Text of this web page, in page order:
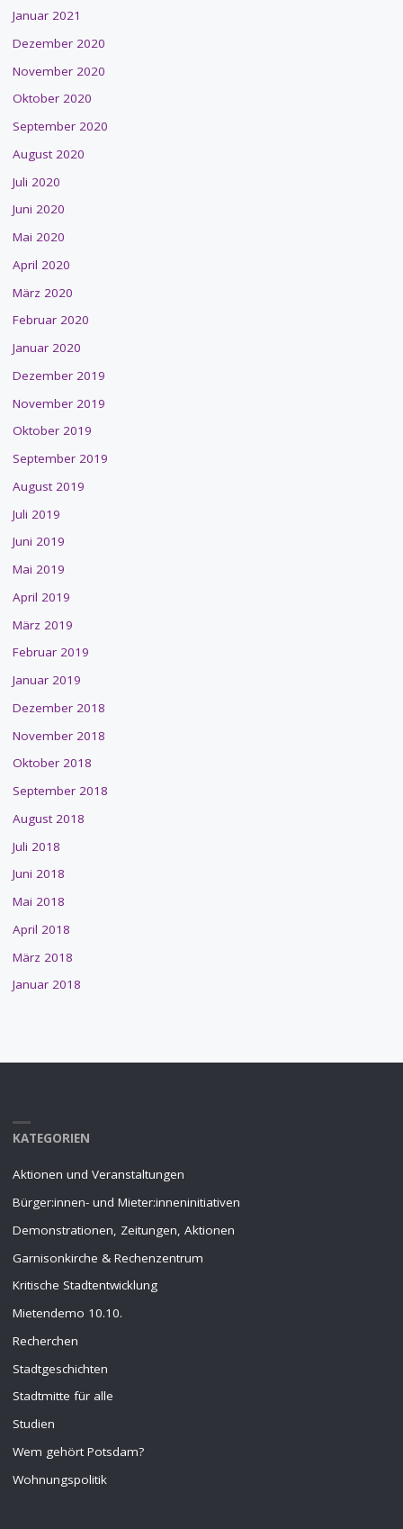
Januar 2021
Dezember 2020
November 2020
Oktober 2020
September 2020
August 2020
Juli 2020
Juni 2020
Mai 2020
April 2020
März 2020
Februar 2020
Januar 2020
Dezember 2019
November 2019
Oktober 2019
September 2019
August 2019
Juli 2019
Juni 2019
Mai 2019
April 2019
März 2019
Februar 2019
Januar 2019
Dezember 2018
November 2018
Oktober 2018
September 2018
August 2018
Juli 2018
Juni 2018
Mai 2018
April 2018
März 2018
Januar 2018
KATEGORIEN
Aktionen und Veranstaltungen
Bürger:innen- und Mieter:inneninitiativen
Demonstrationen, Zeitungen, Aktionen
Garnisonkirche & Rechenzentrum
Kritische Stadtentwicklung
Mietendemo 10.10.
Recherchen
Stadtgeschichten
Stadtmitte für alle
Studien
Wem gehört Potsdam?
Wohnungspolitik